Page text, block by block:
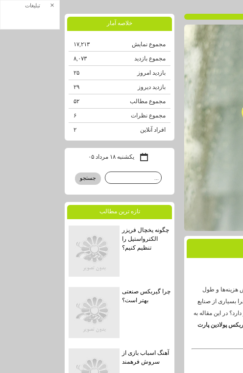
هزینه‌ها و طول
بسیاری از صنایع
در این مقاله به
پولادین پارت
خلاصه آمار
مجموع نمایش‌ ۱۷,۲۱۳
مجموع بازدید ۸,۰۷۳
بازدید امروز ۲۵
بازدید دیروز ۲۹
مجموع مطالب ۵۲
مجموع نظرات ۶
افراد آنلاین ۲
یکشنبه ۱۸ مرداد ۰۵
تازه ترين مطالب
چگونه یخچال فریزر
الکترواستیل را
تنظیم کنیم؟
چرا گیربکس صنعتی
بهتر است؟
آهنگ اسباب بازی از
سروش فرهمند
تبلیغات ×